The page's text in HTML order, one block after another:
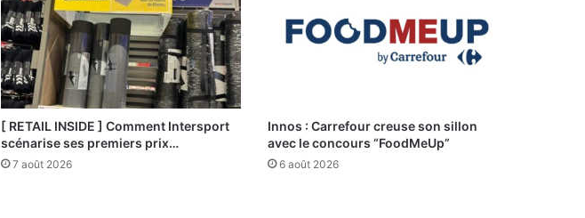
[ RETAIL INSIDE ] Comment Intersport
scénarise ses premiers prix…
7 août 2026
Innos : Carrefour creuse son sillon
avec le concours “FoodMeUp”
6 août 2026